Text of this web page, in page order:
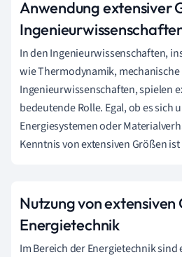
Anwendung extensiver
In den Ingenieurwissenschaften,
wie Thermodynamik,
Ingenieurwissenschaften, spielen
bedeutende Rolle. Egal, ob es sich
Energiesystemen oder
Kenntnis von extensiven Größen
Nutzung von extensiven
Energietechnik
Im Bereich der Energietechnik sind